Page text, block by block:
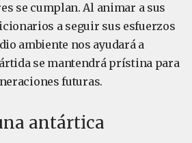
se cumplan. Al animar a sus
a seguir sus esfuerzos
ambiente nos ayudará a
se mantendrá prístina para
futuras.
antártica